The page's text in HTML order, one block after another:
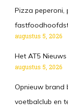
Pizza peperoni,
augustus 5, 2026
Het AT5
augustus 5, 2026
Opnieuw brand
voetbalclub en